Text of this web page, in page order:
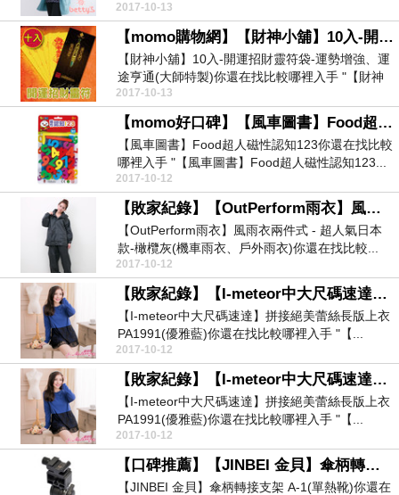
2017-10-13
【momo購物網】【財神小舖】10入-開運招財靈符袋-運勢增強、運途亨通(大師特製)
【財神小舖】10入-開運招財靈符袋-運勢增強、運
途亨通(大師特製)你還在找比較哪裡入手 "【財神
小舖...
2017-10-13
【momo好口碑】【風車圖書】Food超人磁性認知123
【風車圖書】Food超人磁性認知123你還在找比較
哪裡入手 "【風車圖書】Food超人磁性認知123...
2017-10-12
【敗家紀錄】【OutPerform雨衣】風雨衣兩件式 - 超人氣日本款-橄欖灰(機車雨衣、戶外雨衣)
【OutPerform雨衣】風雨衣兩件式 - 超人氣日本
款-橄欖灰(機車雨衣、戶外雨衣)你還在找比較...
2017-10-12
【敗家紀錄】【I-meteor中大尺碼速達】拼接絕美蕾絲長版上衣PA1991(優雅藍)
【I-meteor中大尺碼速達】拼接絕美蕾絲長版上衣
PA1991(優雅藍)你還在找比較哪裡入手 "【...
2017-10-12
【敗家紀錄】【I-meteor中大尺碼速達】拼接絕美蕾絲長版上衣PA1991(優雅藍)
【I-meteor中大尺碼速達】拼接絕美蕾絲長版上衣
PA1991(優雅藍)你還在找比較哪裡入手 "【...
2017-10-12
【口碑推薦】【JINBEI 金貝】傘柄轉接支架 A-1(單熱靴)
【JINBEI 金貝】傘柄轉接支架 A-1(單熱靴)你還在